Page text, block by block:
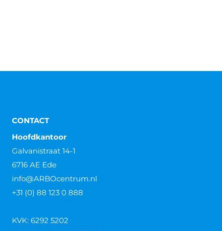
CONTACT
Hoofdkantoor
Galvanistraat 14-1
6716 AE Ede
info@ARBOcentrum.nl
+31 (0) 88 123 0 888
KVK: 6292 5202